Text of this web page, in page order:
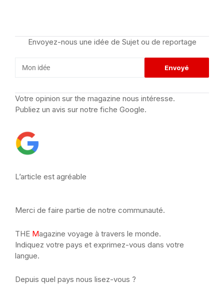
Envoyez-nous une idée de Sujet ou de reportage
Votre opinion sur the magazine nous intéresse.
Publiez un avis sur notre fiche Google.
L’article est agréable
Merci de faire partie de notre communauté.
THE Magazine voyage à travers le monde.
Indiquez votre pays et exprimez-vous dans votre
langue.
Depuis quel pays nous lisez-vous ?